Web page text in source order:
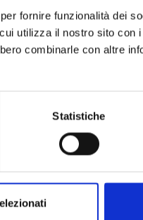
fornire funzionalità dei
utilizza il nostro sito con
combinarle con altre
Statistiche
n. 6
tutto